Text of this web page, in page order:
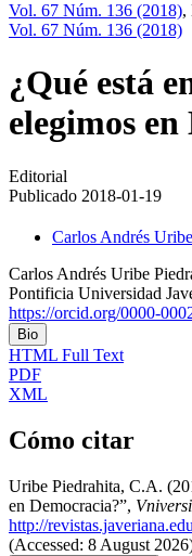
Vol. 67 Núm. 136 (2018),
Vol. 67 Núm. 136 (2018)
¿Qué está
elegimos
Editorial
Publicado 2018-01-19
Carlos Andrés
Carlos Andrés Uribe
Pontificia Universidad
https://orcid.org/0000-
Bio
HTML Full Text
PDF
XML
Cómo citar
Uribe Piedrahita, C.A.
en Democracia?”,
http://
(Accessed: 8 August